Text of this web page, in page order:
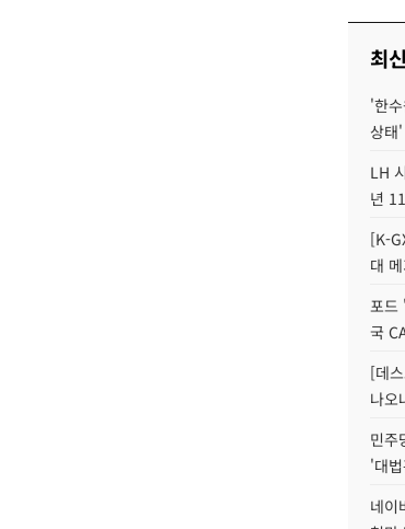
최
'한
상태
LH
년
[K-
대
포드
국
[데
나오
민주
'대
네이